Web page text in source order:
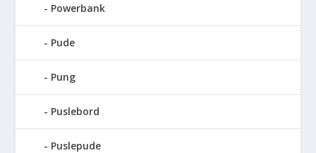
Powerbank
Pude
Pung
Puslebord
Puslepude